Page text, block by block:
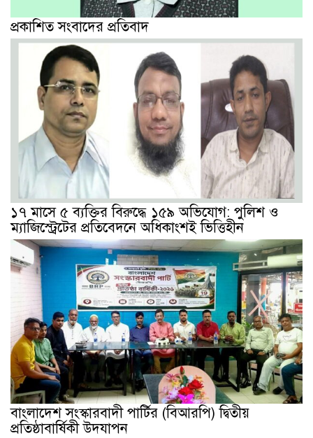
প্রকাশিত সংবাদের প্রতিবাদ
১৭ মাসে ৫ ব্যক্তির বিরুদ্ধে ১৫৯ অভিযোগ: পুলিশ ও
ম্যাজিস্ট্রেটের প্রতিবেদনে অধিকাংশই ভিত্তিহীন
বাংলাদেশ সংস্কারবাদী পার্টির (বিআরপি) দ্বিতীয়
প্রতিষ্ঠাবার্ষিকী উদযাপন